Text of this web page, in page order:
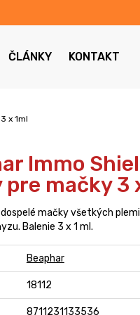
ČLÁNKY KONTAKT
x 1ml
Immo
mačky 3
dospelé mačky všetkých
Balenie 3 x 1 ml.
Beaphar
18112
8711231133536